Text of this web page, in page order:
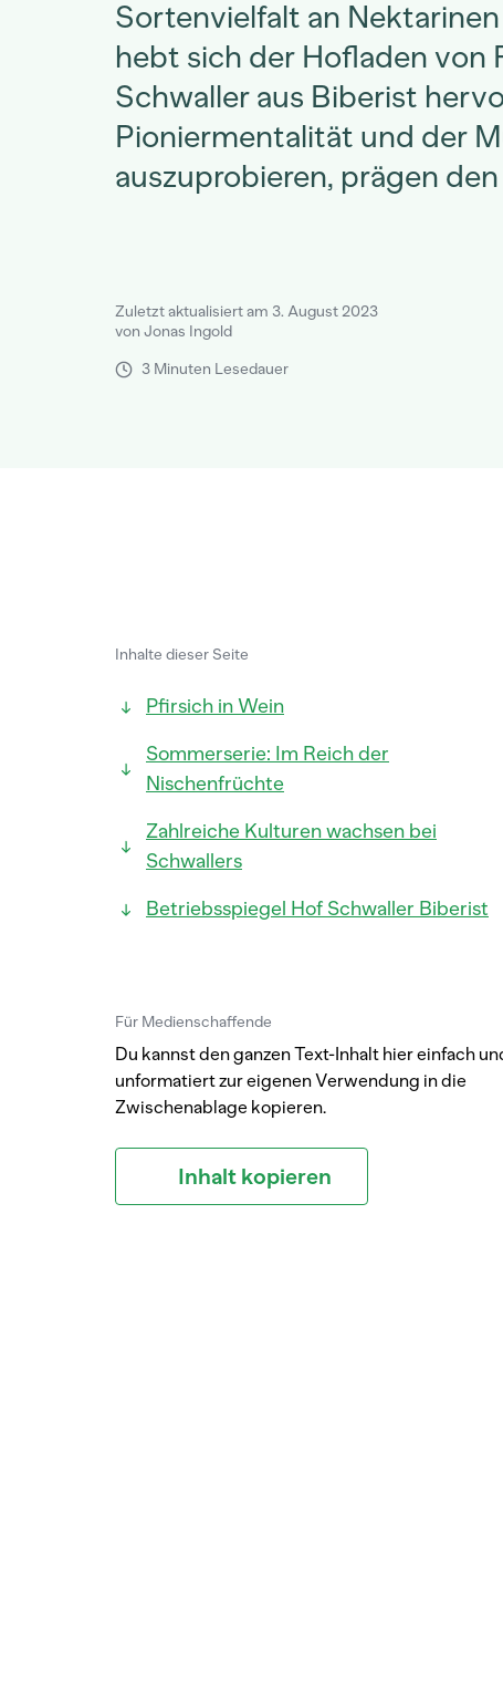
Sortenvielfalt an
hebt sich der Hofladen von
Schwaller aus Biberist
Pioniermentalität und der
auszuprobieren, prägen
Zuletzt aktualisiert am 3. August 2023
von Jonas Ingold
3 Minuten Lesedauer
Inhalte dieser Seite
Pfirsich in Wein
Sommerserie: Im Reich der
Nischenfrüchte
Zahlreiche Kulturen wachsen bei
Schwallers
Betriebsspiegel Hof Schwaller Biberist
Für Medienschaffende
Du kannst den ganzen Text-Inhalt hier einfach
unformatiert zur eigenen Verwendung in die
Zwischenablage kopieren.
Inhalt kopieren